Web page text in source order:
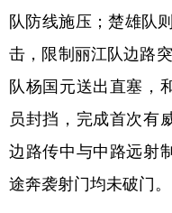
队防线施压；楚雄队
击，限制丽江队边路
队杨国元送出直塞，
员封挡，完成首次有
边路传中与中路远射
途奔袭射门均未破门。